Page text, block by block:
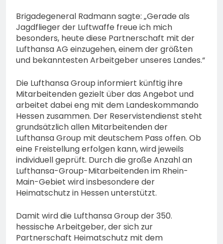
Brigadegeneral Radmann sagte: „Gerade als
Jagdflieger der Luftwaffe freue ich mich
besonders, heute diese Partnerschaft mit der
Lufthansa AG einzugehen, einem der größten
und bekanntesten Arbeitgeber unseres Landes.“
Die Lufthansa Group informiert künftig ihre
Mitarbeitenden gezielt über das Angebot und
arbeitet dabei eng mit dem Landeskommando
Hessen zusammen. Der Reservistendienst steht
grundsätzlich allen Mitarbeitenden der
Lufthansa Group mit deutschem Pass offen. Ob
eine Freistellung erfolgen kann, wird jeweils
individuell geprüft. Durch die große Anzahl an
Lufthansa-Group-Mitarbeitenden im Rhein-
Main-Gebiet wird insbesondere der
Heimatschutz in Hessen unterstützt.
Damit wird die Lufthansa Group der 350.
hessische Arbeitgeber, der sich zur
Partnerschaft Heimatschutz mit dem